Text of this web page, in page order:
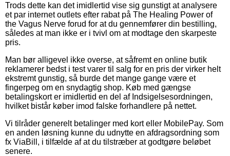
Trods dette kan det imidlertid vise sig gunstigt at analysere
et par internet outlets efter rabat på The Healing Power of
the Vagus Nerve forud for at du gennemfører din bestilling,
således at man ikke er i tvivl om at modtage den skarpeste
pris.
Man bør alligevel ikke overse, at såfremt en online butik
reklamerer bedst i test varer til salg for en pris der virker helt
ekstremt gunstig, så burde det mange gange være et
fingerpeg om en snydagtig shop. Køb med gængse
betalingskort er imidlertid en del af Indsigelsesordningen,
hvilket bistår køber imod falske forhandlere på nettet.
Vi tilråder generelt betalinger med kort eller MobilePay. Som
en anden løsning kunne du udnytte en afdragsordning som
fx ViaBill, i tilfælde af at du tilstræber at godtgøre beløbet
senere.